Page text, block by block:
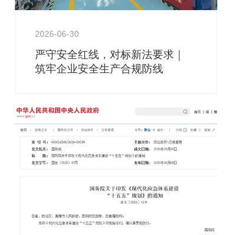
2026-06-30
严守安全红线，对标新法要求｜
筑牢企业安全生产合规防线